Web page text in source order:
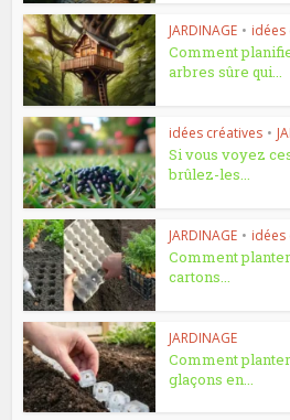
JARDINAGE • idées
Comment
arbres sûre qui...
idées créatives •
Si vous voyez
brûlez-les...
JARDINAGE • idées
Comment
cartons...
JARDINAGE
Comment
glaçons en...